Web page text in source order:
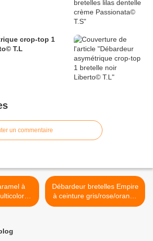
crop-top 1
T.L
un commentaire
Débardeur bretelles Empire
à ceinture gris/rose/orange
Kookaï© T.1 >